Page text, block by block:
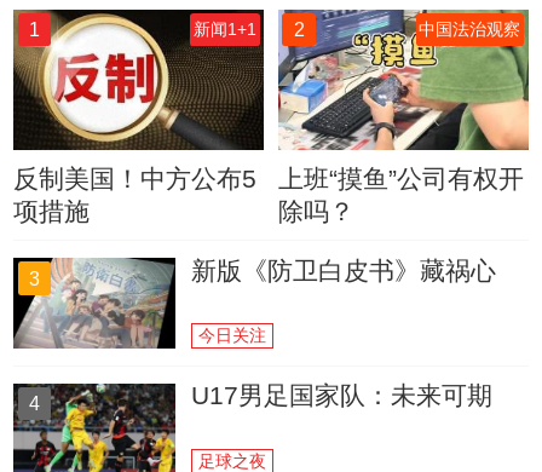
1 新闻1+1
反制美国！中方公布5
项措施
2 中国法治观察
上班“摸鱼”公司有权开
除吗？
3 新版《防卫白皮书》藏祸心
今日关注
4 U17男足国家队：未来可期
足球之夜